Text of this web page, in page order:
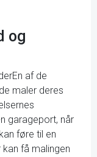
og
af de
maler deres
garageport, når
føre til en
få malingen